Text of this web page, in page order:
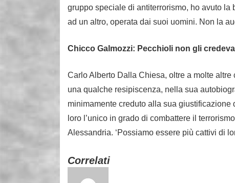
gruppo speciale di antiterrorismo, ho avuto
ad un altro, operata dai suoi uomini. Non la
Chicco Galmozzi: Pecchioli non gli
Carlo Alberto Dalla Chiesa, oltre a molte
una qualche resipiscenza, nella sua
minimamente creduto alla sua giustificazione
loro l’unico in grado di combattere il
Alessandria. ‘Possiamo essere più cattivi di
Correlati